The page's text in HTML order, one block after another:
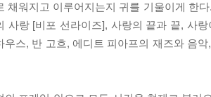
채워지고 이루어지는지 귀를 기울이게 한
사랑 [비포 선라이즈], 사랑의 끝과 끝, 사
우스, 반 고흐, 에디트 피아프의 재즈와 음